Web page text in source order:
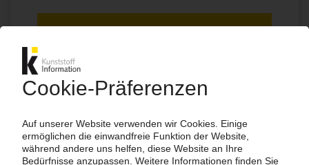
Ihr KI Zugang
ab99€/Monat